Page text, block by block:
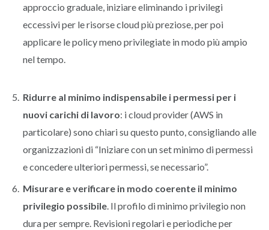
approccio graduale, iniziare eliminando i privilegi
eccessivi per le risorse cloud più preziose, per poi
applicare le policy meno privilegiate in modo più ampio
nel tempo.
Ridurre al minimo indispensabile i permessi per i
nuovi carichi di lavoro: i cloud provider (AWS in
particolare) sono chiari su questo punto, consigliando alle
organizzazioni di “Iniziare con un set minimo di permessi
e concedere ulteriori permessi, se necessario”.
Misurare e verificare in modo coerente il minimo
privilegio possibile. Il profilo di minimo privilegio non
dura per sempre. Revisioni regolari e periodiche per